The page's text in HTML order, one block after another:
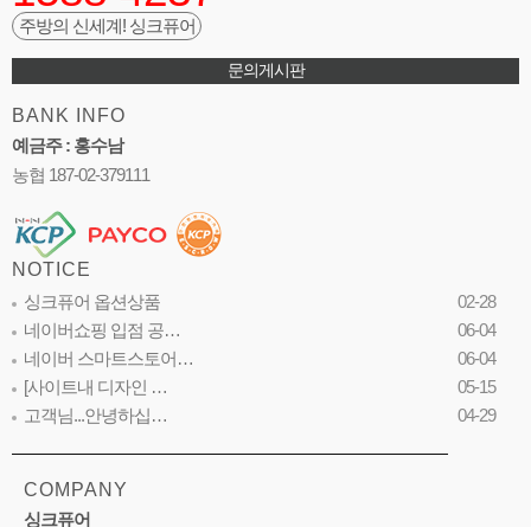
주방의 신세계! 싱크퓨어
문의게시판
BANK INFO
예금주 : 홍수남
농협 187-02-379111
NOTICE
싱크퓨어 옵션상품
02-28
네이버쇼핑 입점 공…
06-04
네이버 스마트스토어…
06-04
[사이트내 디자인 …
05-15
고객님...안녕하십…
04-29
COMPANY
싱크퓨어